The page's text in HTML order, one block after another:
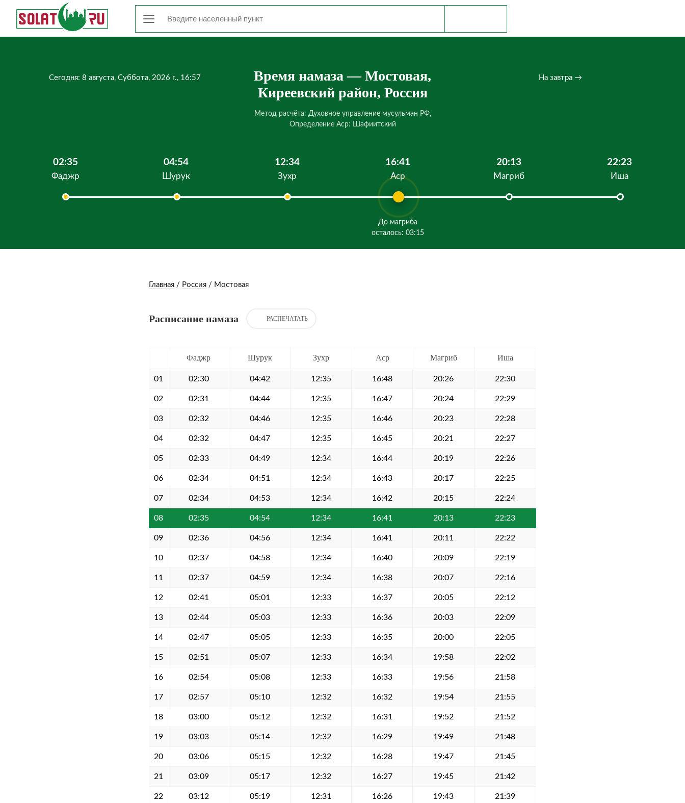
Сегодня: 8 августа, Суббота, 2026 г., 16:57
Время намаза — Мостовая,
Киреевский район, Россия
Метод расчёта: Духовное управление мусульман РФ,
Определение Аср: Шафиитский
На завтра →
02:35
Фаджр
04:54
Шурук
12:34
Зухр
16:41
Аср
До магриба
осталось: 03:15
20:13
Магриб
22:23
Иша
Главная / Россия / Мостовая
Расписание намаза РАСПЕЧАТАТЬ
Фаджр Шурук Зухр Аср Магриб Иша
01 02:30 04:42 12:35 16:48 20:26 22:30
02 02:31 04:44 12:35 16:47 20:24 22:29
03 02:32 04:46 12:35 16:46 20:23 22:28
04 02:32 04:47 12:35 16:45 20:21 22:27
05 02:33 04:49 12:34 16:44 20:19 22:26
06 02:34 04:51 12:34 16:43 20:17 22:25
07 02:34 04:53 12:34 16:42 20:15 22:24
08 02:35 04:54 12:34 16:41 20:13 22:23
09 02:36 04:56 12:34 16:41 20:11 22:22
10 02:37 04:58 12:34 16:40 20:09 22:19
11 02:37 04:59 12:34 16:38 20:07 22:16
12 02:41 05:01 12:33 16:37 20:05 22:12
13 02:44 05:03 12:33 16:36 20:03 22:09
14 02:47 05:05 12:33 16:35 20:00 22:05
15 02:51 05:07 12:33 16:34 19:58 22:02
16 02:54 05:08 12:33 16:33 19:56 21:58
17 02:57 05:10 12:32 16:32 19:54 21:55
18 03:00 05:12 12:32 16:31 19:52 21:52
19 03:03 05:14 12:32 16:29 19:49 21:48
20 03:06 05:15 12:32 16:28 19:47 21:45
21 03:09 05:17 12:32 16:27 19:45 21:42
22 03:12 05:19 12:31 16:26 19:43 21:39